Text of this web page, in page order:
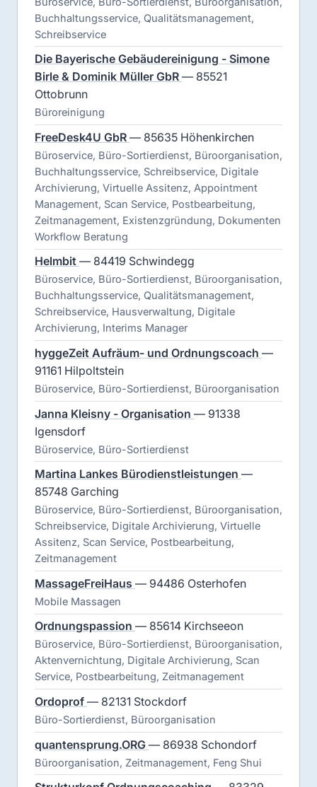
Buchhaltungsservice, Qualitätsmanagement,
Schreibservice
Die Bayerische Gebäudereinigung - Simone
Birle & Dominik Müller GbR — 85521
Ottobrunn
Büroreinigung
FreeDesk4U GbR — 85635 Höhenkirchen
Büroservice, Büro-Sortierdienst, Büroorganisation,
Buchhaltungsservice, Schreibservice, Digitale
Archivierung, Virtuelle Assitenz, Appointment
Management, Scan Service, Postbearbeitung,
Zeitmanagement, Existenzgründung, Dokumenten
Workflow Beratung
Helmbit — 84419 Schwindegg
Büroservice, Büro-Sortierdienst, Büroorganisation,
Buchhaltungsservice, Qualitätsmanagement,
Schreibservice, Hausverwaltung, Digitale
Archivierung, Interims Manager
hyggeZeit Aufräum- und Ordnungscoach —
91161 Hilpoltstein
Büroservice, Büro-Sortierdienst, Büroorganisation
Janna Kleisny - Organisation — 91338
Igensdorf
Büroservice, Büro-Sortierdienst
Martina Lankes Bürodienstleistungen —
85748 Garching
Büroservice, Büro-Sortierdienst, Büroorganisation,
Schreibservice, Digitale Archivierung, Virtuelle
Assitenz, Scan Service, Postbearbeitung,
Zeitmanagement
MassageFreiHaus — 94486 Osterhofen
Mobile Massagen
Ordnungspassion — 85614 Kirchseeon
Büroservice, Büro-Sortierdienst, Büroorganisation,
Aktenvernichtung, Digitale Archivierung, Scan
Service, Postbearbeitung, Zeitmanagement
Ordoprof — 82131 Stockdorf
Büro-Sortierdienst, Büroorganisation
quantensprung.ORG — 86938 Schondorf
Büroorganisation, Zeitmanagement, Feng Shui